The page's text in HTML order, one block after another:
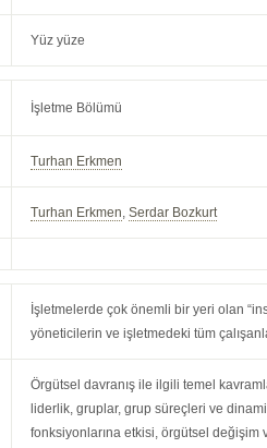
Yüz yüze
İşletme Bölümü
Turhan Erkmen
Turhan Erkmen,Serdar Bozkurt
İşletmelerde çok önemli bir yeri olan
yöneticilerin ve işletmedeki tüm
Örgütsel davranış ile ilgili temel
liderlik, gruplar, grup süreçleri ve
fonksiyonlarına etkisi, örgütsel değişim